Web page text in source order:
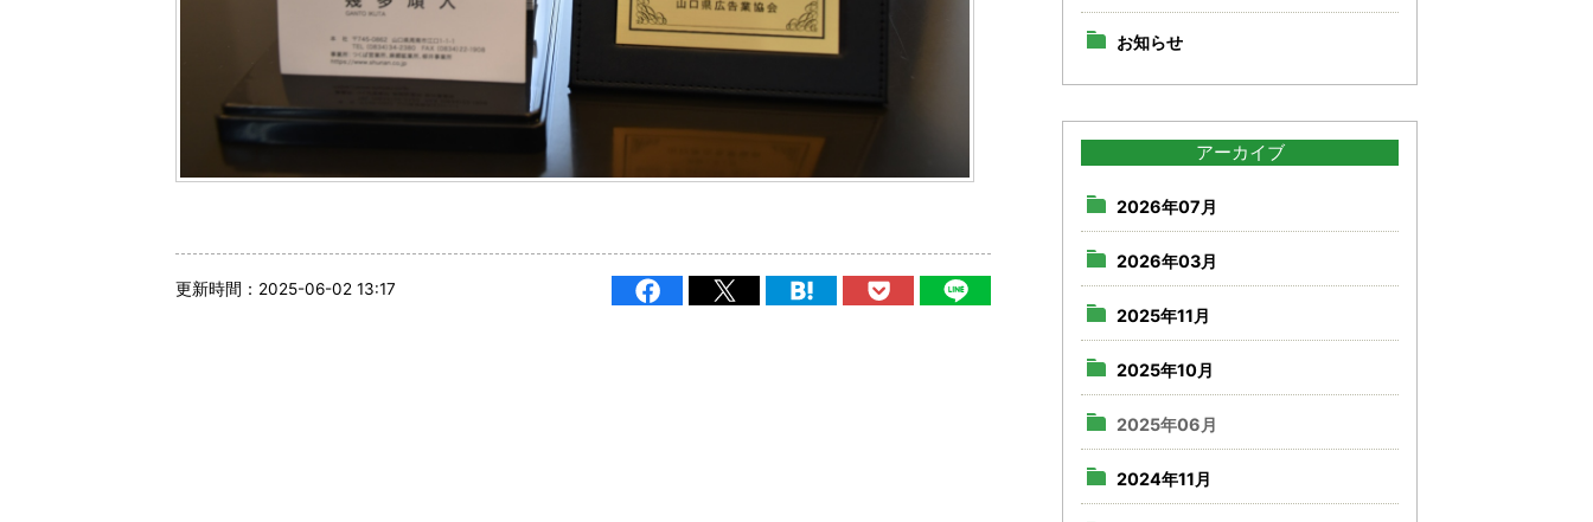
更新時間：2025-06-02 13:17
お知らせ
アーカイブ
2026年07月
2026年03月
2025年11月
2025年10月
2025年06月
2024年11月